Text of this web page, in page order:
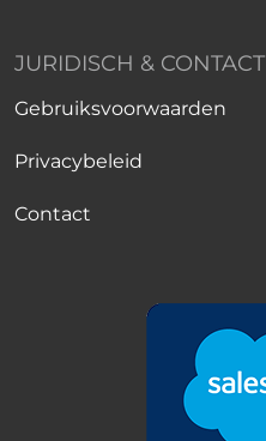
JURIDISCH & CONTACT
Gebruiksvoorwaarden
Privacybeleid
Contact